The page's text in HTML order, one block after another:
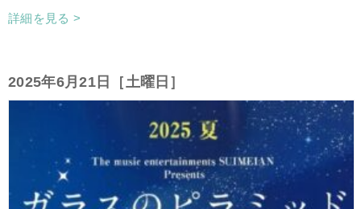
詳細を見る >
2025年6月21日［土曜日］